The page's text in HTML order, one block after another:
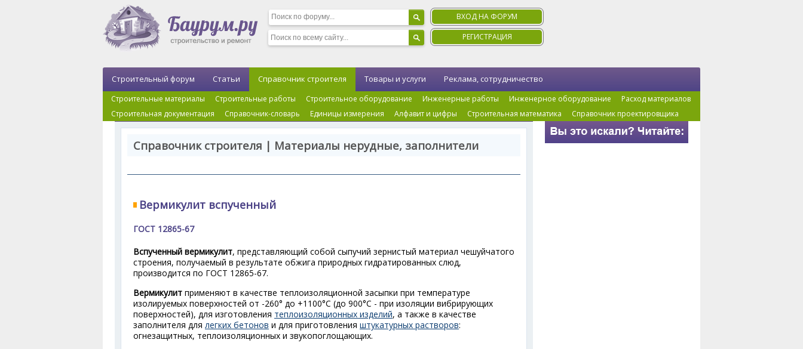
ВХОД НА ФОРУМ
РЕГИСТРАЦИЯ
Строительный форум Статьи Справочник строителя
Строительные материалы Строительные работы Строительное оборудование Инженерные работы Инженерное оборудование
Расход материалов
Строительная документация
Справочник-словарь Единицы измерения Алфавит и цифры Строительная математика Справочник проектировщика
Товары и услуги Реклама, сотрудничество
Справочник строителя | Материалы нерудные, заполнители
Вермикулит вспученный
ГОСТ 12865-67
Вспученный вермикулит, представляющий собой сыпучий зернистый материал чешуйчатого
строения, получаемый в результате обжига природных гидратированных слюд,
производится по ГОСТ 12865-67.
Вермикулит применяют в качестве теплоизоляционной засыпки при температуре
изолируемых поверхностей от -260° до +1100°С (до 900°С - при изоляции вибрирующих
поверхностей), для изготовления теплоизоляционных изделий, а также в качестве
заполнителя для легких бетонов и для приготовления штукатурных растворов:
огнезащитных, теплоизоляционных и звукопоглощающих.